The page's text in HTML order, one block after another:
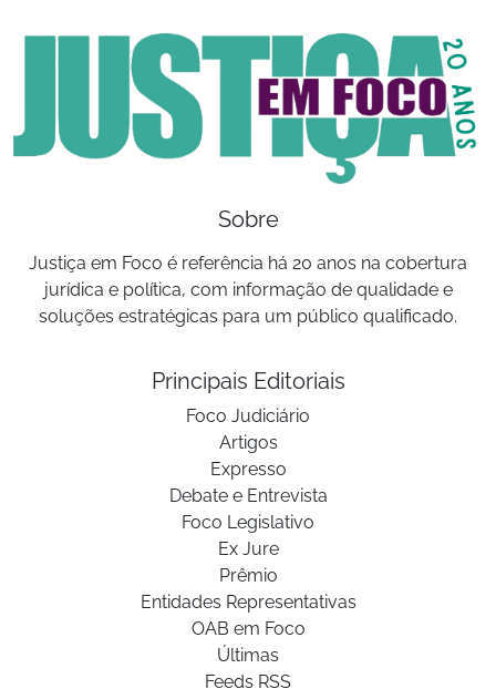
Sobre
Justiça em Foco é referência há 20 anos na cobertura
jurídica e política, com informação de qualidade e
soluções estratégicas para um público qualificado.
Principais Editoriais
Foco Judiciário
Artigos
Expresso
Debate e Entrevista
Foco Legislativo
Ex Jure
Prêmio
Entidades Representativas
OAB em Foco
Últimas
Feeds RSS